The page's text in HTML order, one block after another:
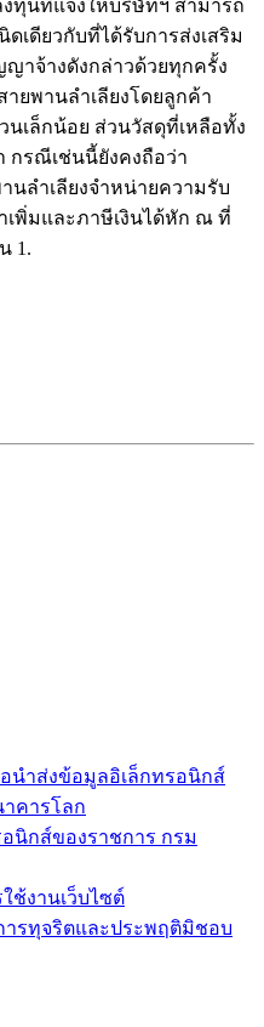
งทุนที่แจ้งให้บริษัทฯ สามารถ
เดียวกับที่ได้รับการส่งเสริม
าจ้างดังกล่าวด้วยทุกครั้ง
ยพานลำเลียงโดยลูกค้า
นเล็กน้อย ส่วนวัสดุที่เหลือทั้ง
กรณีเช่นนี้ยังคงถือว่า
นลำเลียงจำหน่ายความรับ
เพิ่มและภาษีเงินได้หัก ณ ที่
1.
นำส่งข้อมูลอิเล็กทรอนิกส์
คารโลก
นิกส์ของราชการ กรม
ช้งานเว็บไซต์
ารทุจริตและประพฤติมิชอบ